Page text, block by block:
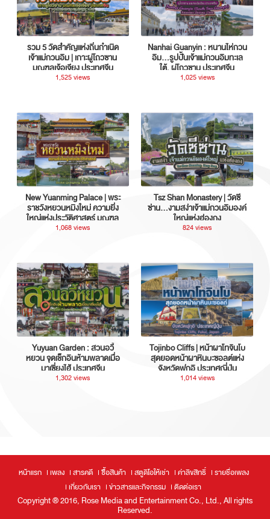
รวม 5 วัดสำคัญแห่งถิ่นกำเนิด
เจ้าแม่กวนอิม | เกาะผู่โถวซาน
มณฑลเจ้อเจียง ประเทศจีน
1,525 views
Nanhai Guanyin : หนานไห่กวน
อิม...รูปปั้นเจ้าแม่กวนอิมทะเล
ใต้, ผู่โถวซาน ประเทศจีน
1,025 views
New Yuanming Palace | พระ
ราชวังหยวนหมิงใหม่ ความยิ่ง
ใหญ่แห่งประวัติศาสตร์ มณฑล
กวางตุ้ง ประเทศจีน
1,068 views
Tsz Shan Monastery | วัดซี
ซ่าน…งามสง่าเจ้าแม่กวนอิมองค์
ใหญ่แห่งฮ่องกง
824 views
Yuyuan Garden : สวนอวี้
หยวน จุดเช็กอินห้ามพลาดเมื่อ
มาเซี่ยงไฮ้ ประเทศจีน
1,302 views
Tojinbo Cliffs | หน้าผาโทจินโบ
สุดยอดหน้าผาหินบะซอลต์แห่ง
จังหวัดฟุกุอิ ประเทศญี่ปุ่น
1,014 views
หน้าแรก เพลง สารคดี ซื้อสินค้า สตูดิโอให้เช่า ค่าลิขสิทธิ์
รายชื่อเพลง
เกี่ยวกับเรา
ข่าวสารและกิจกรรม ติดต่อเรา
Copyright ® 2016, Rose Media and Entertainment Co., Ltd., All rights
Reserved.